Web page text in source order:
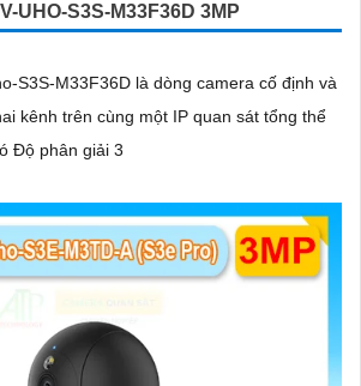
UHO-S3S-M33F36D 3MP
S3S-M33F36D là dòng camera cố định và
kênh trên cùng một IP quan sát tổng thể
Độ phân giải 3